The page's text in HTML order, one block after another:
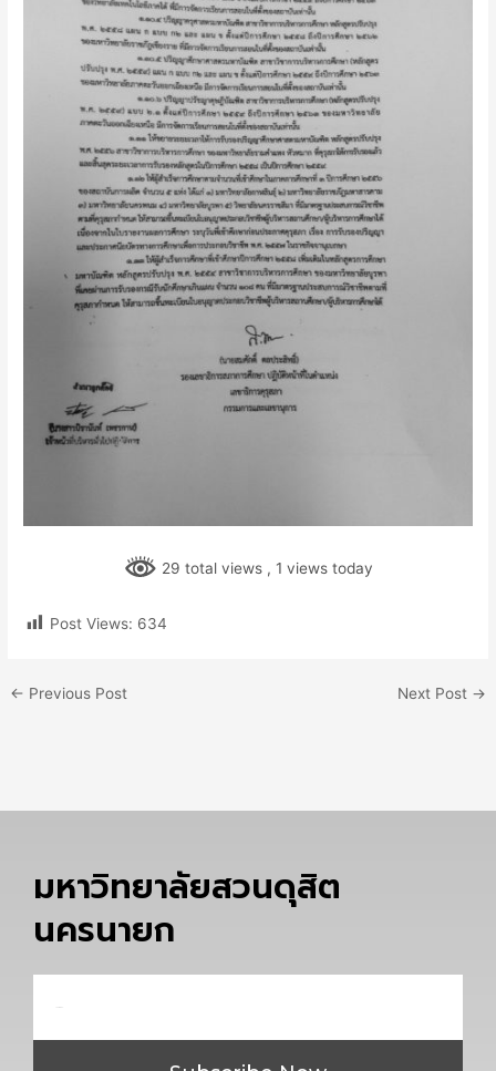
29 total views , 1 views today
Post Views: 634
← Previous Post Next Post →
มหาวิทยาลัยสวนดุสิต
นครนายก